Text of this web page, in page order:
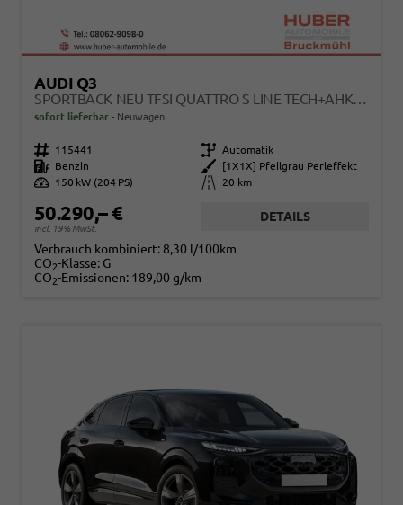
AUDI Q3
SPORTBACK NEU TFSI QUATTRO S LINE TECH+AHK+ALU19+LEDPLUS+KLIMAPLUS+EXTSCHWARZ
sofort lieferbar Neuwagen
Fahrzeugnr. 115441 Getriebe Automatik
Kraftstoff
Benzin Außenfarbe
[1X1X] Pfeilgrau Perleffekt
Leistung
150 kW (204 PS) Kilometerstand 20 km
50.290,– €
incl. 19% MwSt.
DETAILS
Verbrauch kombiniert: 8,30 l/100km
CO2-Klasse: G
CO2-Emissionen: 189,00 g/km